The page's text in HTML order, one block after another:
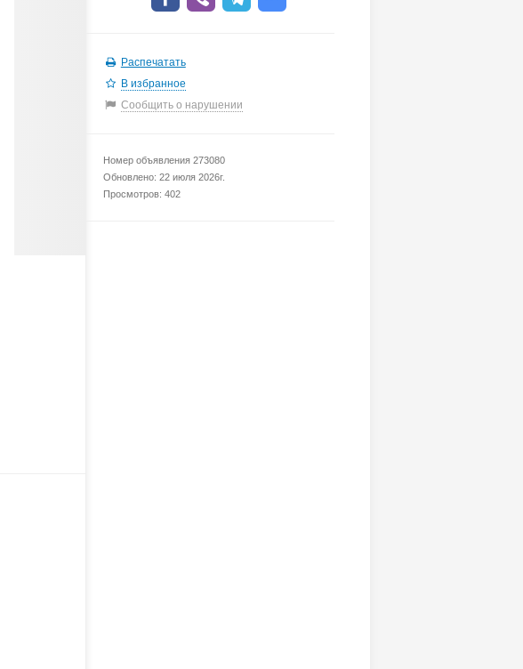
Распечатать
В избранное
Сообщить о нарушении
Номер объявления 273080
Обновлено: 22 июля 2026г.
Просмотров: 402